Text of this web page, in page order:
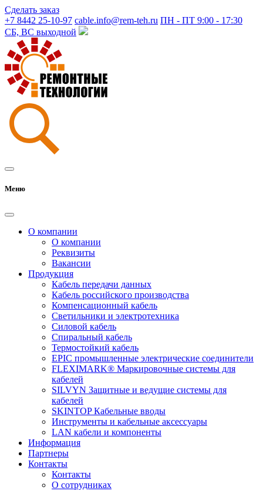
Сделать заказ
+7 8442 25-10-97 cable.info@rem-teh.ru ПН - ПТ 9:00 - 17:30
СБ, ВС выходной
Меню
О компании
О компании
Реквизиты
Вакансии
Продукция
Кабель передачи данных
Кабель российского производства
Компенсационный кабель
Светильники и электротехника
Силовой кабель
Спиральный кабель
Термостойкий кабель
EPIC промышленные электрические соединители
FLEXIMARK® Маркировочные системы для
кабелей
SILVYN Защитные и ведущие системы для
кабелей
SKINTOP Кабельные вводы
Инструменты и кабельные аксессуары
LAN кабели и компоненты
Информация
Партнеры
Контакты
Контакты
О сотрудниках